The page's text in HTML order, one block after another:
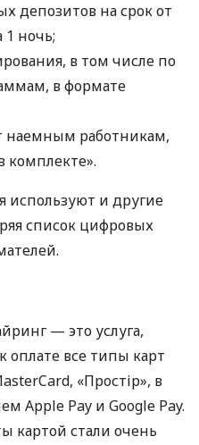
депозитов на срок от
1 ночь;
в том числе по
в формате
наемным работникам,
комплекте».
используют и другие
список цифровых
— это услуга,
все типы карт
«Простір», в
Apple Pay и Google Pay.
картой стали очень